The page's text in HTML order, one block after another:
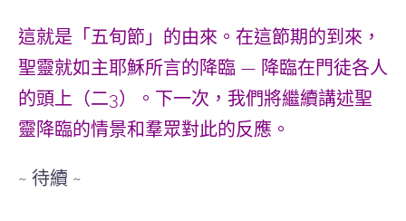
這就是「五旬節」的由來。在這節期的到來，
聖靈就如主耶穌所言的降臨 — 降臨在門徒各人
的頭上（二3）。下一次，我們將繼續講述聖
靈降臨的情景和羣眾對此的反應。
~ 待續 ~